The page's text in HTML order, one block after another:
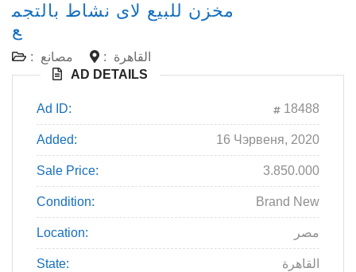
مخزن للبيع لاى نشاط بالتجم
ع
: مصانع :
القاهرة
AD DETAILS
Ad ID: 18488
Added: 16 Чэрвеня, 2020
Sale Price: 3.850.000
Condition: Brand New
Location: مصر
State: القاهرة